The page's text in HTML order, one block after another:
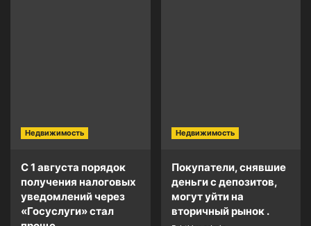
Недвижимость
С 1 августа порядок
получения налоговых
уведомлений через
«Госуслуги» стал
Недвижимость
Покупатели, снявшие
деньги с депозитов,
могут уйти на
вторичный рынок .